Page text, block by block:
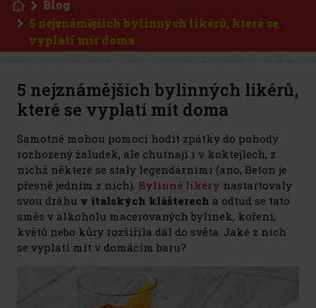
Blog
5 nejznámějších bylinných likérů, které se
vyplatí mít doma
5 nejznámějších bylinných likérů,
které se vyplatí mít doma
Samotné mohou pomoci hodit zpátky do pohody
rozhozený žaludek, ale chutnají i v koktejlech, z
nichž některé se staly legendárními (ano, Beton je
přesně jedním z nich). Bylinné likéry nastartovaly
svou dráhu v italských klášterech a odtud se tato
směs v alkoholu macerovaných bylinek, koření,
květů nebo kůry rozšířila dál do světa. Jaké z nich
se vyplatí mít v domácím baru?